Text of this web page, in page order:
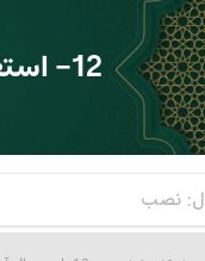
12- استعمال آب برای انسان ضرری نداشته باشد.